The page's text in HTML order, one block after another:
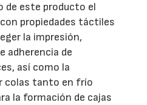
de este producto el
propiedades táctiles
la impresión,
adherencia de
así como la
colas tanto en frío
la formación de cajas